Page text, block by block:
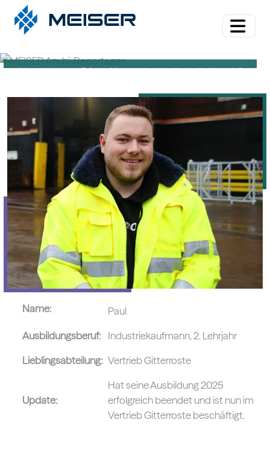
Alternative zum Erfolg - Muss es immer direkt die Uni sein?
Alternative zum Erfolg - Muss es immer direkt die Uni sein?
Name:
Paul
Ausbildungsberuf:
Industriekaufmann, 2. Lehrjahr
Lieblingsabteilung: Vertrieb Gitterroste
Update:
Hat seine Ausbildung 2025
erfolgreich beendet und ist nun im
Vertrieb Gitterroste beschäftigt.